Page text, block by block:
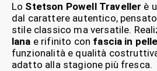
Lo Stetson Powell Traveller è
dal carattere autentico,
stile classico ma versatile.
lana e rifinito con fascia in pelle
funzionalità e qualità
adatto alla stagione più fresca.